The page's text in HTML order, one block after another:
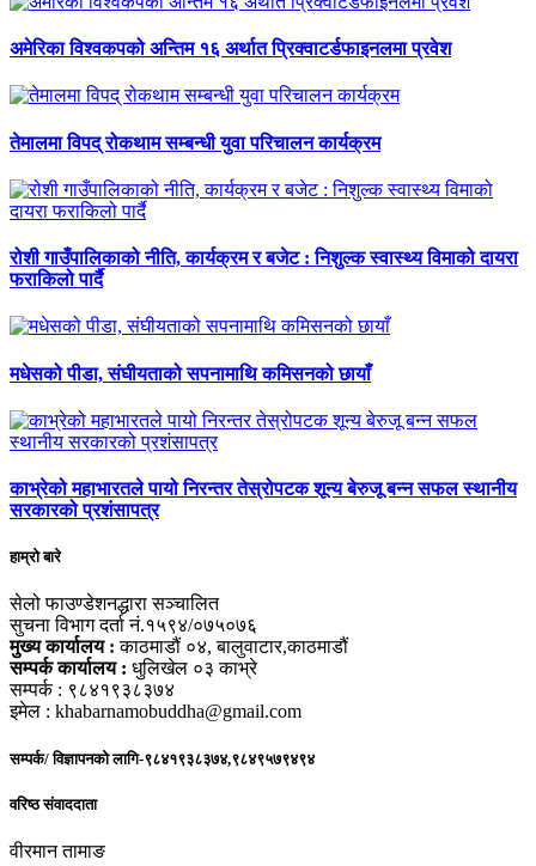
अमेरिका विश्वकपको अन्तिम १६ अर्थात प्रिक्वाटर्डफाइनलमा प्रवेश
तेमालमा विपद् रोकथाम सम्बन्धी युवा परिचालन कार्यक्रम
रोशी गाउँपालिकाको नीति, कार्यक्रम र बजेट : निशुल्क स्वास्थ्य विमाको दायरा
फराकिलो पार्दै
मधेसको पीडा, संघीयताको सपनामाथि कमिसनको छायाँ
काभ्रेको महाभारतले पायो निरन्तर तेस्रोपटक शून्य बेरुजू बन्न सफल स्थानीय
सरकारको प्रशंसापत्र
हाम्रो बारे
सेलो फाउण्डेशनद्धारा सञ्चालित
सुचना विभाग दर्ता नं.१५९४/०७५०७६
मुख्य कार्यालय : काठमाडौं ०४, बालुवाटार,काठमाडौं
सम्पर्क कार्यालय : धुलिखेल ०३ काभ्रे
सम्पर्क : ९८४१९३८३७४
इमेल : khabarnamobuddha@gmail.com
सम्पर्क/ विज्ञापनको लागि-९८४१९३८३७४,९८४९५७९४९४
वरिष्ठ संवाददाता
वीरमान तामाङ